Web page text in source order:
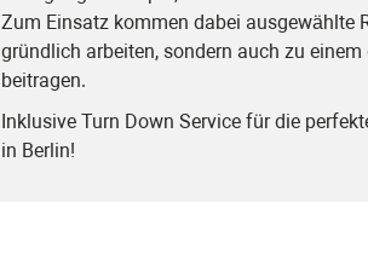
Zum Einsatz kommen dabei ausgewählte
gründlich arbeiten, sondern auch zu
beitragen.
Inklusive Turn Down Service für die
in Berlin!